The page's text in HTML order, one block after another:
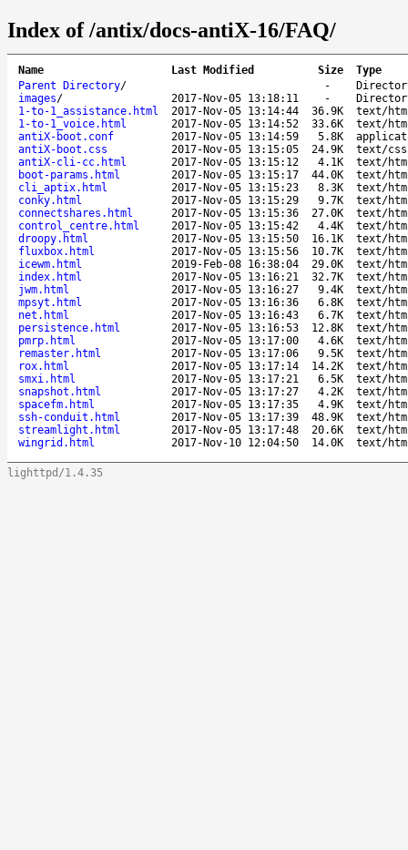
Index of /antix/docs-antiX-16/FAQ/
Name Last Modified Size
Type
Parent Directory/ -
images/ 2017-Nov-05 13:18:11 -
1-to-1_assistance.html
2017-Nov-05 13:14:44 36.9K
text/
1-to-1_voice.html
2017-Nov-05 13:14:52 33.6K
text/
antiX-boot.conf
2017-Nov-05 13:14:59 5.8K
antiX-boot.css
2017-Nov-05 13:15:05 24.9K
text/css
antiX-cli-cc.html
2017-Nov-05 13:15:12 4.1K
text/
boot-params.html
2017-Nov-05 13:15:17 44.0K
text/
cli_aptix.html
2017-Nov-05 13:15:23 8.3K
text/
conky.html
2017-Nov-05 13:15:29 9.7K
text/
connectshares.html
2017-Nov-05 13:15:36 27.0K
text/
control_centre.html
2017-Nov-05 13:15:42 4.4K
text/
droopy.html
2017-Nov-05 13:15:50 16.1K
text/
fluxbox.html
2017-Nov-05 13:15:56 10.7K
text/
icewm.html
2019-Feb-08 16:38:04 29.0K
text/
index.html
2017-Nov-05 13:16:21 32.7K
text/
jwm.html
2017-Nov-05 13:16:27 9.4K
text/
mpsyt.html
2017-Nov-05 13:16:36 6.8K
text/
net.html
2017-Nov-05 13:16:43 6.7K
text/
persistence.html
2017-Nov-05 13:16:53 12.8K
text/
pmrp.html
2017-Nov-05 13:17:00 4.6K
text/
remaster.html
2017-Nov-05 13:17:06 9.5K
text/
rox.html
2017-Nov-05 13:17:14 14.2K
text/
smxi.html
2017-Nov-05 13:17:21 6.5K
text/
snapshot.html
2017-Nov-05 13:17:27 4.2K
text/
spacefm.html
2017-Nov-05 13:17:35 4.9K
text/
ssh-conduit.html
2017-Nov-05 13:17:39 48.9K
text/
streamlight.html
2017-Nov-05 13:17:48 20.6K
text/
wingrid.html
2017-Nov-10 12:04:50 14.0K text/
lighttpd/1.4.35